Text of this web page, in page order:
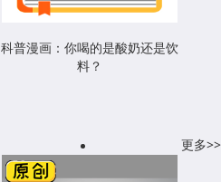
科普漫画：你喝的是酸奶还是饮
料？
更多>>